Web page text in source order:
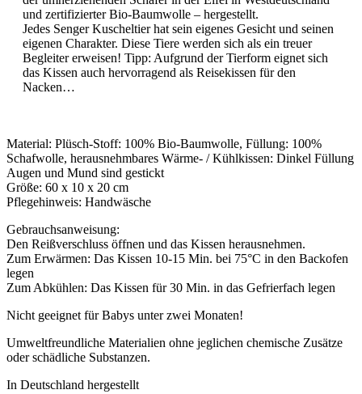
und zertifizierter Bio-Baumwolle – hergestellt.
Jedes Senger Kuscheltier hat sein eigenes Gesicht und seinen
eigenen Charakter. Diese Tiere werden sich als ein treuer
Begleiter erweisen! Tipp: Aufgrund der Tierform eignet sich
das Kissen auch hervorragend als Reisekissen für den
Nacken…
Material: Plüsch-Stoff: 100% Bio-Baumwolle, Füllung: 100%
Schafwolle, herausnehmbares Wärme- / Kühlkissen: Dinkel Füllung
Augen und Mund sind gestickt
Größe: 60 x 10 x 20 cm
Pflegehinweis: Handwäsche
Gebrauchsanweisung:
Den Reißverschluss öffnen und das Kissen herausnehmen.
Zum Erwärmen: Das Kissen 10-15 Min. bei 75°C in den Backofen
legen
Zum Abkühlen: Das Kissen für 30 Min. in das Gefrierfach legen
Nicht geeignet für Babys unter zwei Monaten!
Umweltfreundliche Materialien ohne jeglichen chemische Zusätze
oder schädliche Substanzen.
In Deutschland hergestellt